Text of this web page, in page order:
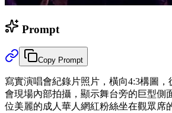
Prompt
Copy Prompt
寫實演唱會紀錄片照片，橫向4:3構圖
會現場內部拍攝，顯示舞台旁的巨型側
位美麗的成人華人網紅粉絲坐在觀眾席